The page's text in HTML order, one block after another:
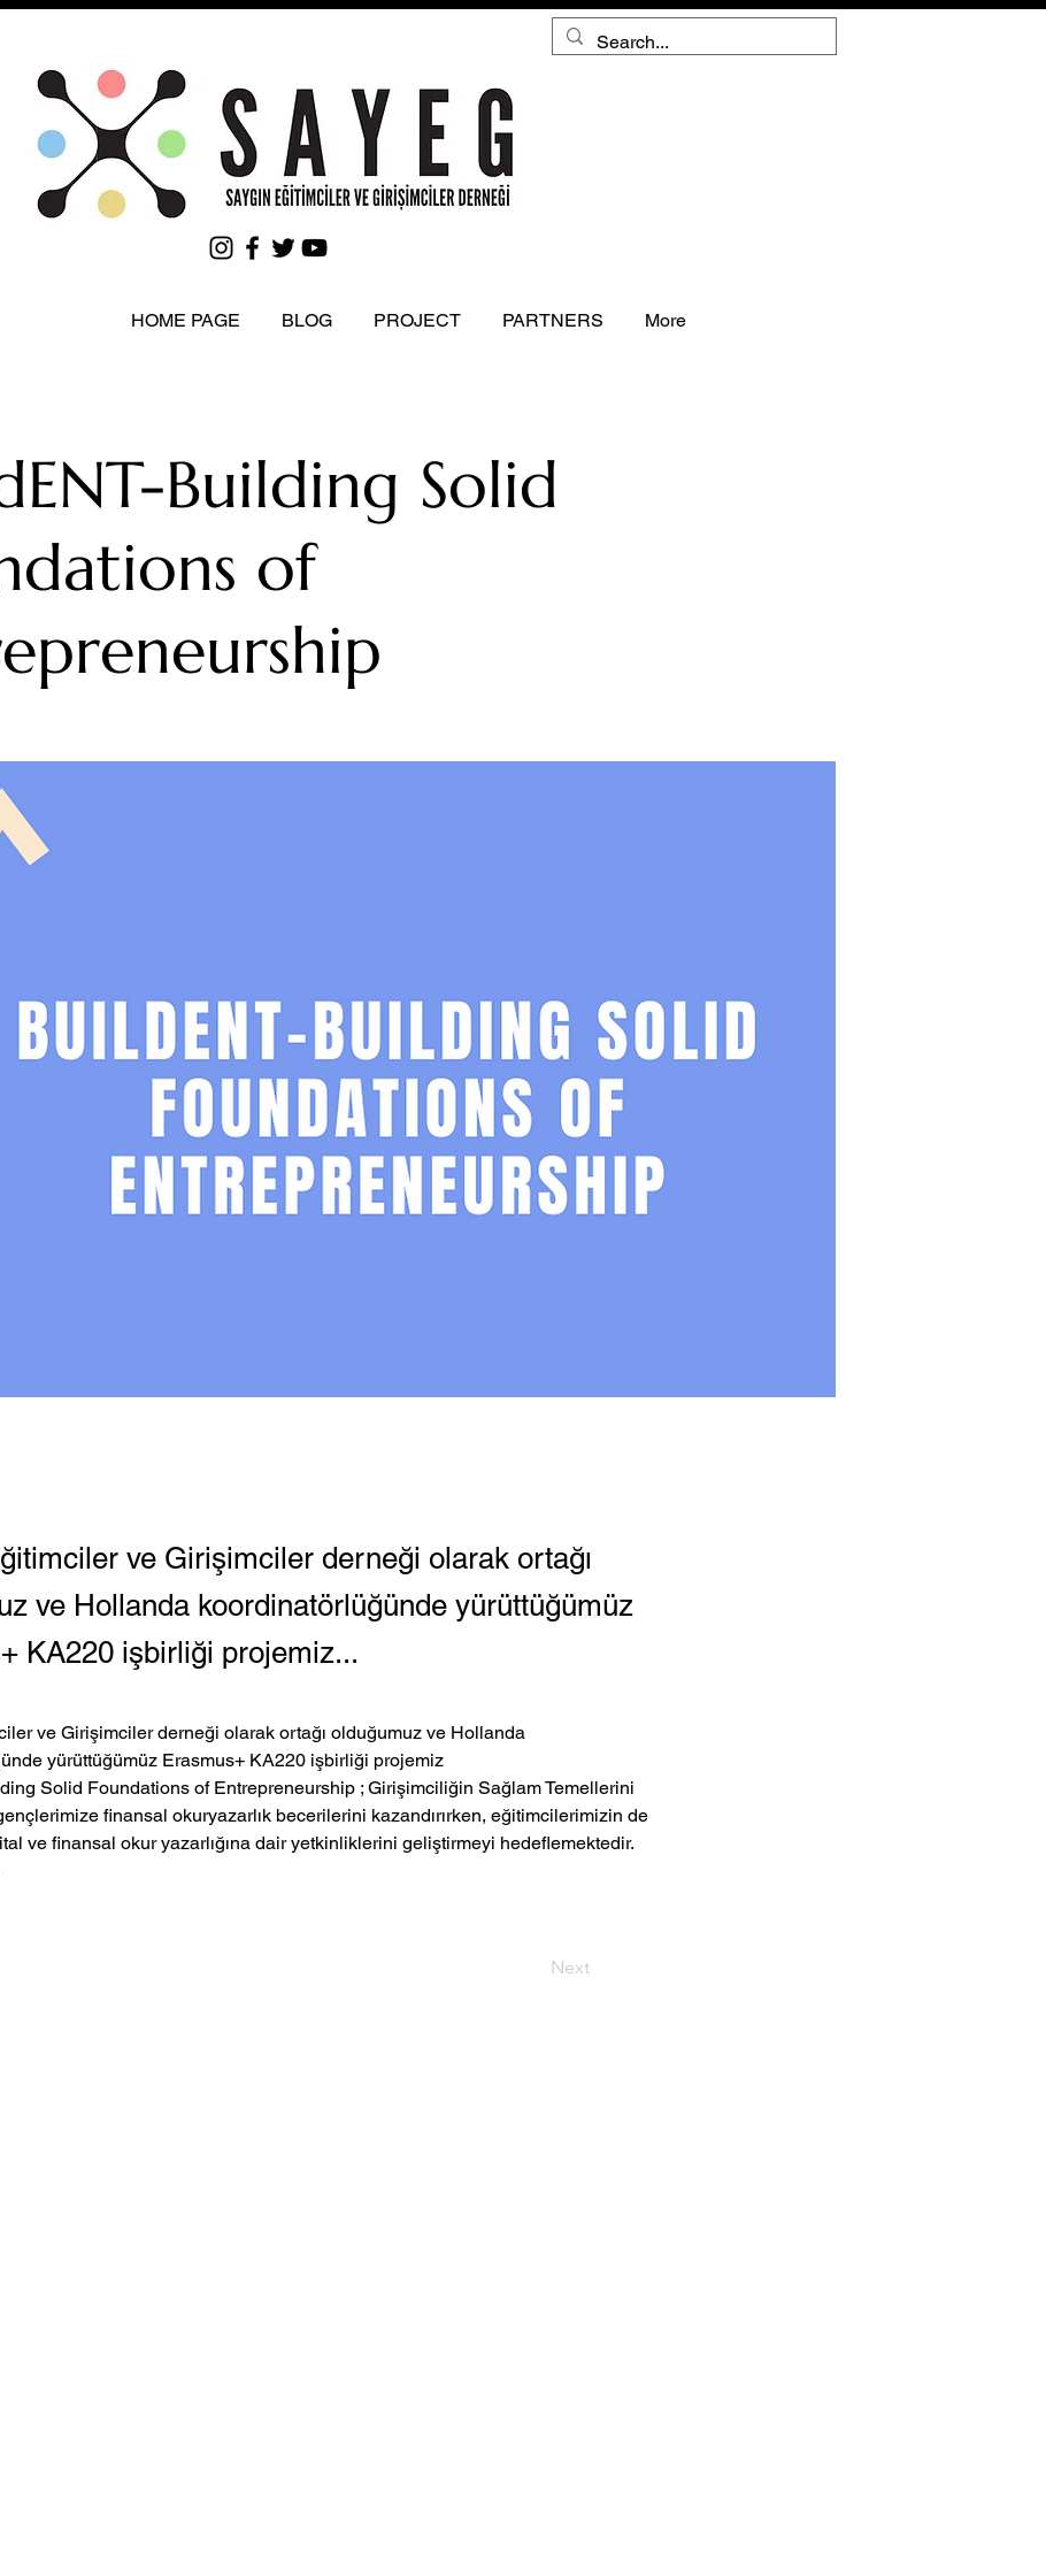
HOME PAGE BLOG PROJECT PARTNERS More
Building Solid
of
ve Girişimciler derneği olarak ortağı
ve Hollanda koordinatörlüğünde yürüttüğümüz
KA220 işbirliği projemiz...
ve Girişimciler derneği olarak ortağı olduğumuz ve Hollanda
yürüttüğümüz Erasmus+ KA220 işbirliği projemiz
Solid Foundations of Entrepreneurship ; Girişimciliğin Sağlam Temellerini
finansal okuryazarlık becerilerini kazandırırken, eğitimcilerimizin de
ve finansal okur yazarlığına dair yetkinliklerini geliştirmeyi hedeflemektedir.
Next